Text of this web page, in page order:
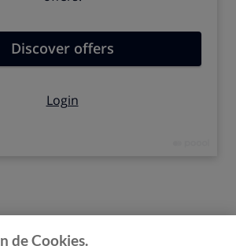
descuentos y ventajas exclusivas
para ahorrar y convertirte en un
2€ 2meses + REGALO DE
buen supermercado
de Cookies.